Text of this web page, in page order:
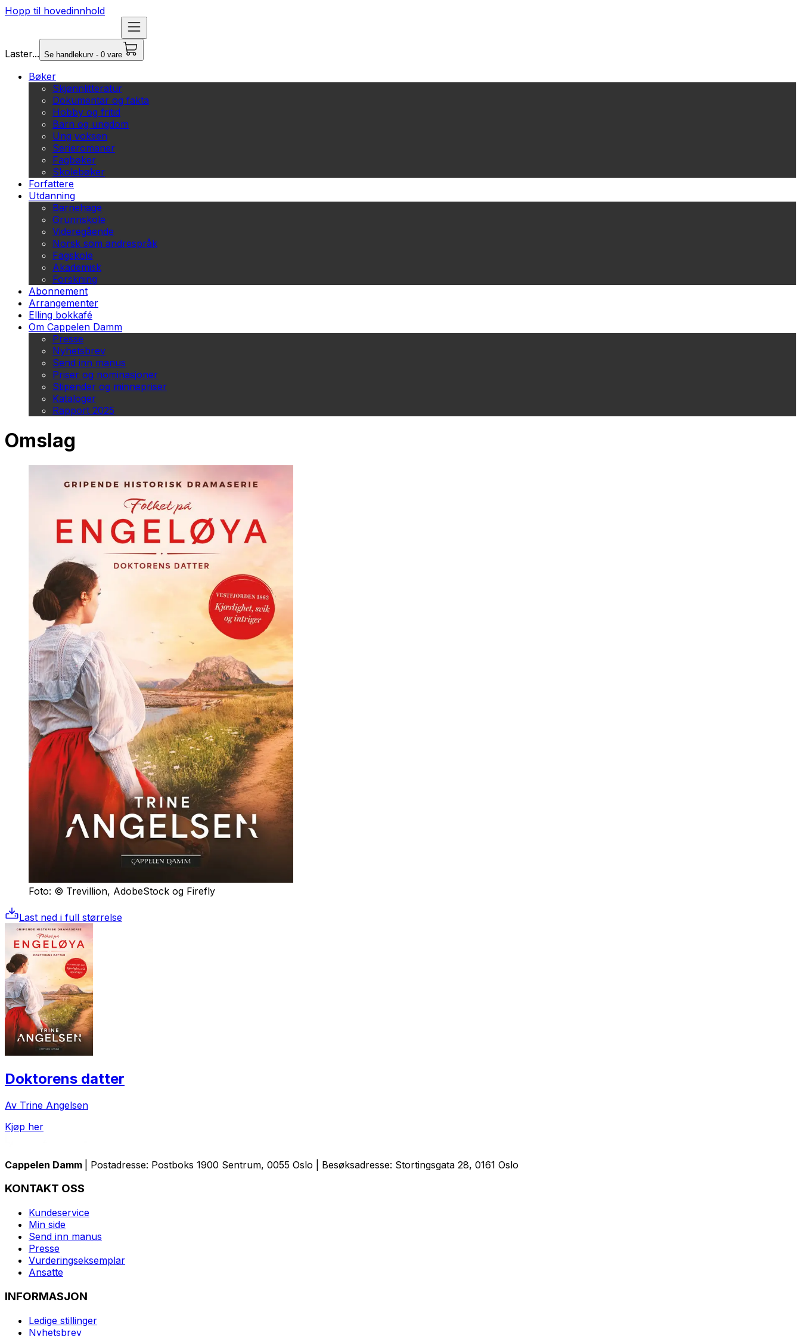
Hopp til hovedinnhold
Laster... Se handlekurv - 0 vare
Bøker
Skjønnlitteratur
Dokumentar og fakta
Hobby og fritid
Barn og ungdom
Ung voksen
Serieromaner
Fagbøker
Skolebøker
Forfattere
Utdanning
Barnehage
Grunnskole
Videregående
Norsk som andrespråk
Fagskole
Akademisk
Forskning
Abonnement
Arrangementer
Elling bokkafé
Om Cappelen Damm
Presse
Nyhetsbrev
Send inn manus
Priser og nominasjoner
Stipender og minnepriser
Kataloger
Rapport 2025
Omslag
Foto: © Trevillion, AdobeStock og Firefly
Last ned i full størrelse
Doktorens datter
Av Trine Angelsen
Kjøp her
Cappelen Damm | Postadresse: Postboks 1900 Sentrum, 0055 Oslo | Besøksadresse: Stortingsgata 28, 0161 Oslo
KONTAKT OSS
Kundeservice
Min side
Send inn manus
Presse
Vurderingseksemplar
Ansatte
INFORMASJON
Ledige stillinger
Nyhetsbrev